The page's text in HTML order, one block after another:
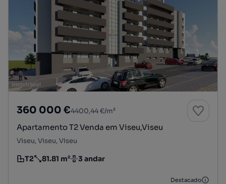
360 000 €4400,44 €/m²
Apartamento T2 Venda em Viseu,Viseu
Viseu, Viseu, Viseu
Tipologia
T2
Preço por metro quadrado
81.81 m²
Andar 3 andar
Destacado